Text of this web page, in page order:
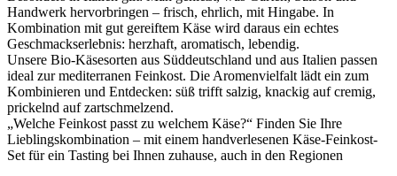
Handwerk hervorbringen – frisch, ehrlich, mit Hingabe. In
Kombination mit gut gereiftem Käse wird daraus ein echtes
Geschmackserlebnis: herzhaft, aromatisch, lebendig.
Unsere Bio-Käsesorten aus Süddeutschland und aus Italien passen
ideal zur mediterranen Feinkost. Die Aromenvielfalt lädt ein zum
Kombinieren und Entdecken: süß trifft salzig, knackig auf cremig,
prickelnd auf zartschmelzend.
„Welche Feinkost passt zu welchem Käse?“ Finden Sie Ihre
Lieblingskombination – mit einem handverlesenen Käse-Feinkost-
Set für ein Tasting bei Ihnen zuhause, auch in den Regionen